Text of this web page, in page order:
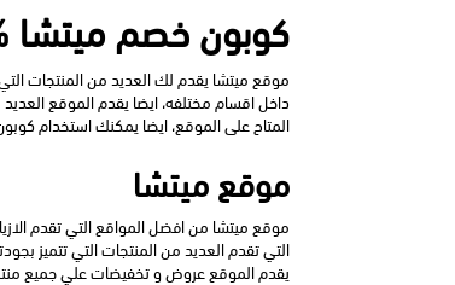
كوبون خصم ميتشا %
المتاح على الموقع، ايضا يمكنك استخدام
موقع ميتشا
يقدم الموقع عروض و تخفيضات علي جميع